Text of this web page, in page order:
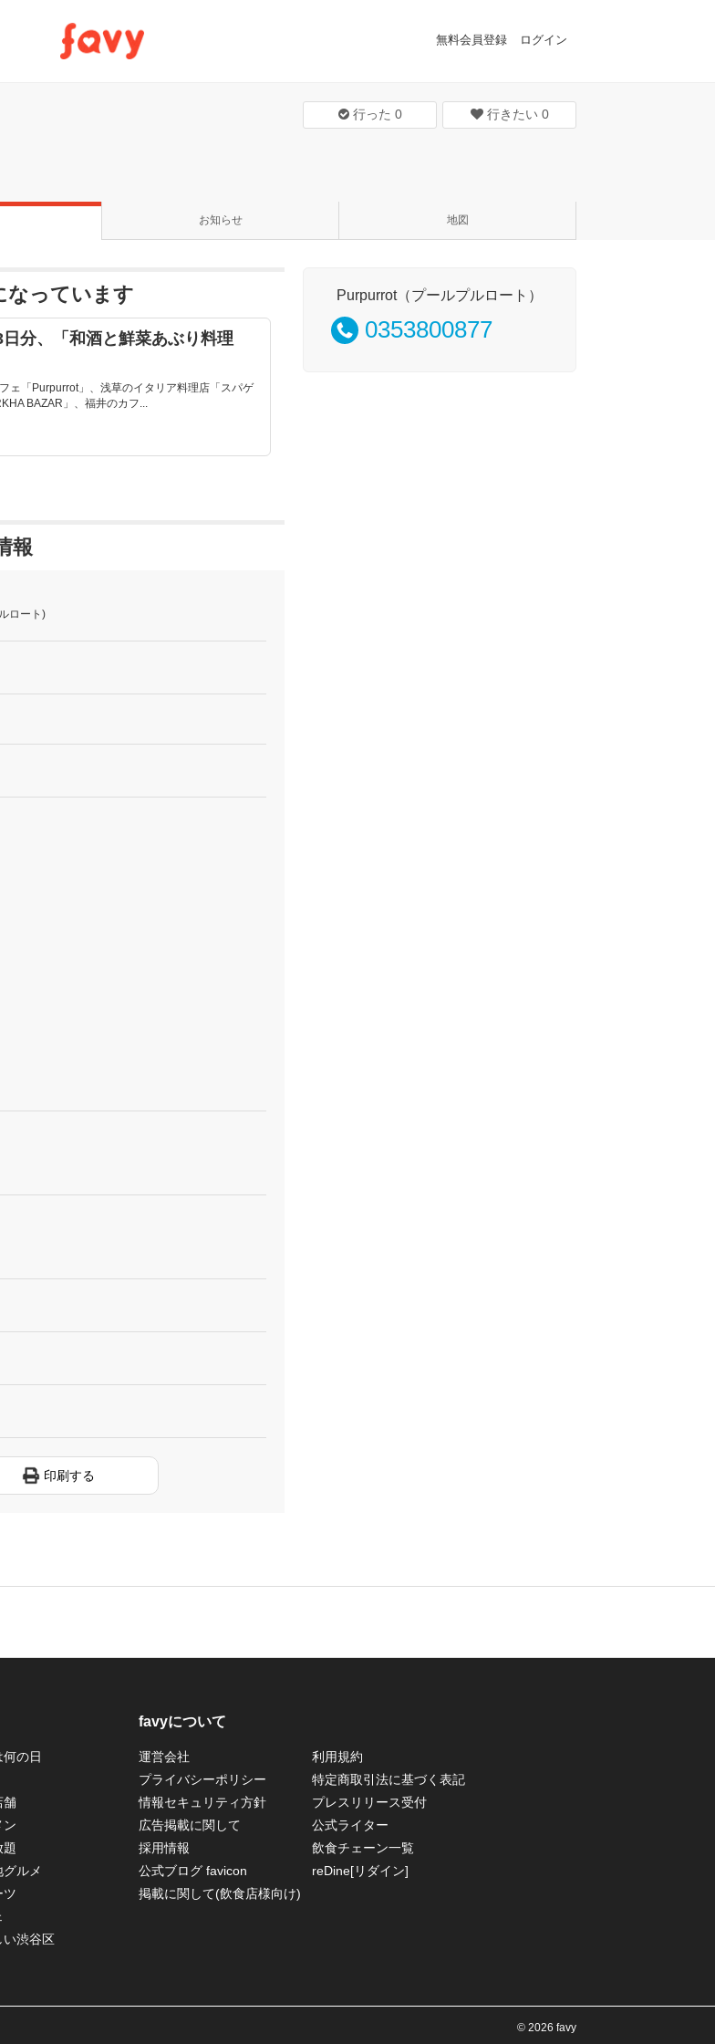
無料会員登録 ログイン
行った 0 行きたい 0
お知らせ 地図
なっています
分、「和酒と鮮菜あぶり料理
ェ「Purpurrot」、浅草のイタリア料理店「スパゲ
BAZAR」、福井のカフ...
報
ロート)
印刷する
Purpurrot（プールプルロート）
0353800877
の日
舗
ン
題
グルメ
ツ
い渋谷区
favyについて
運営会社
利用規約
プライバシーポリシー
特定商取引法に基づく表記
情報セキュリティ方針
プレスリリース受付
広告掲載に関して
公式ライター
採用情報
飲食チェーン一覧
公式ブログ favicon
reDine[リダイン]
掲載に関して(飲食店様向け)
© 2026 favy